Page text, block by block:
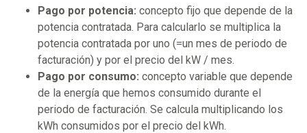
Pago por potencia: concepto fijo que depende de la
potencia contratada. Para calcularlo se multiplica la
potencia contratada por uno (=un mes de periodo de
facturación) y por el precio del kW / mes.
Pago por consumo: concepto variable que depende
de la energía que hemos consumido durante el
periodo de facturación. Se calcula multiplicando los
kWh consumidos por el precio del kWh.